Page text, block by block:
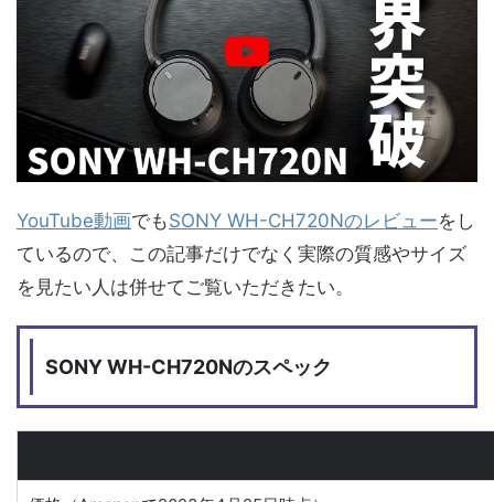
YouTube動画でもSONY WH-CH720Nのレビューをし
ているので、この記事だけでなく実際の質感やサイズ
を見たい人は併せてご覧いただきたい。
SONY WH-CH720Nのスペック